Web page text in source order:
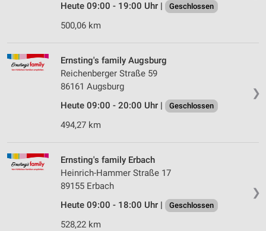
Heute 09:00 - 19:00 Uhr |
Geschlossen
500,06 km
❯
Ernsting's family Augsburg
Reichenberger Straße 59
86161 Augsburg
Heute 09:00 - 20:00 Uhr |
Geschlossen
494,27 km
❯
Ernsting's family Erbach
Heinrich-Hammer Straße 17
89155 Erbach
Heute 09:00 - 18:00 Uhr |
Geschlossen
528,22 km